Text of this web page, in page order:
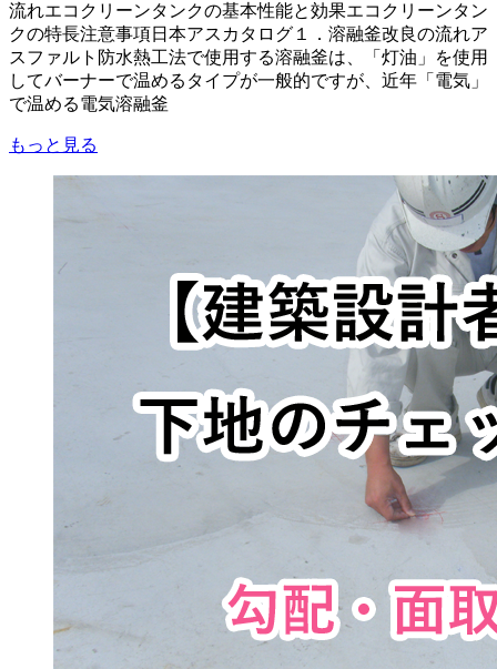
流れエコクリーンタンクの基本性能と効果エコクリーンタン
クの特長注意事項日本アスカタログ１．溶融釜改良の流れア
スファルト防水熱工法で使用する溶融釜は、「灯油」を使用
してバーナーで温めるタイプが一般的ですが、近年「電気」
で温める電気溶融釜
もっと見る